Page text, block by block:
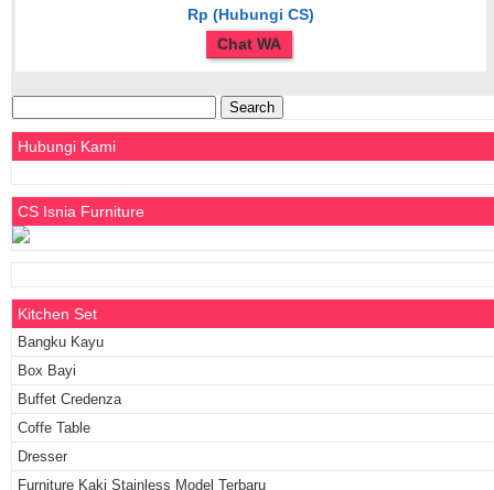
Rp (Hubungi CS)
Chat WA
for:
Hubungi Kami
CS Isnia Furniture
Kitchen Set
Bangku Kayu
Box Bayi
Buffet Credenza
Coffe Table
Dresser
Furniture Kaki Stainless Model Terbaru